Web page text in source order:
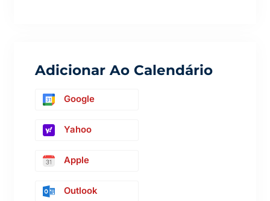
Adicionar Ao Calendário
Google
Yahoo
Apple
Outlook